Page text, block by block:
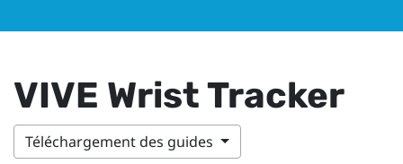
VIVE Wrist Tracker
Téléchargement des guides